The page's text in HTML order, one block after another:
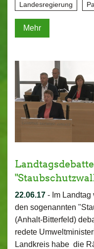
Landesregierung
Mehr
22.06.17 - Im
den sogenannten
(Anhalt-Bitterfeld)
redete
Landkreis habe die